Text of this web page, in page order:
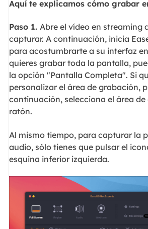
Aquí te explicamos cómo grabar
Paso 1. Abre el vídeo en streaming
capturar. A continuación, inicia
para acostumbrarte a su interfaz
quieres grabar toda la pantalla,
la opción "Pantalla Completa". Si
personalizar el área de grabación,
continuación, selecciona el área
ratón.
Al mismo tiempo, para capturar la
audio, sólo tienes que pulsar el
esquina inferior izquierda.